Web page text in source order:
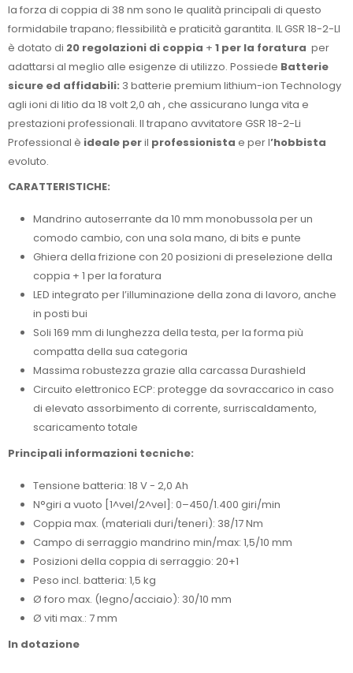
la forza di coppia di 38 nm sono le qualità principali di questo
formidabile trapano; flessibilità e praticità garantita. IL GSR 18-2-LI
è dotato di 20 regolazioni di coppia + 1 per la foratura per
adattarsi al meglio alle esigenze di utilizzo. Possiede Batterie
sicure ed affidabili: 3 batterie premium lithium-ion Technology
agli ioni di litio da 18 volt 2,0 ah , che assicurano lunga vita e
prestazioni professionali. Il trapano avvitatore GSR 18-2-Li
Professional è ideale peril professionista e per l’hobbista
evoluto.
CARATTERISTICHE:
Mandrino autoserrante da 10 mm monobussola per un
comodo cambio, con una sola mano, di bits e punte
Ghiera della frizione con 20 posizioni di preselezione della
coppia + 1 per la foratura
LED integrato per l’illuminazione della zona di lavoro, anche
in posti bui
Soli 169 mm di lunghezza della testa, per la forma più
compatta della sua categoria
Massima robustezza grazie alla carcassa Durashield
Circuito elettronico ECP: protegge da sovraccarico in caso
di elevato assorbimento di corrente, surriscaldamento,
scaricamento totale
Principali informazioni tecniche:
Tensione batteria: 18 V - 2,0 Ah
N°giri a vuoto [1^vel/2^vel]: 0–450/1.400 giri/min
Coppia max. (materiali duri/teneri): 38/17 Nm
Campo di serraggio mandrino min/max: 1,5/10 mm
Posizioni della coppia di serraggio: 20+1
Peso incl. batteria: 1,5 kg
Ø foro max. (legno/acciaio): 30/10 mm
Ø viti max.: 7 mm
In dotazione